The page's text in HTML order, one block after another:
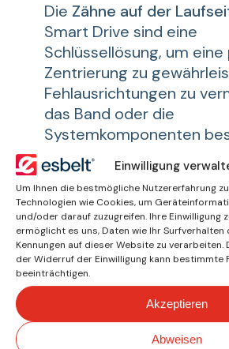
Einwilligung
Um Ihnen die bestmögliche Nutzererfahrung
Technologien wie Cookies, um
und/oder darauf zuzugreifen. Ihre Einwilligung
ermöglicht es uns, Daten wie Ihr
Kennungen auf dieser Website zu verarbeiten.
der Widerruf der Einwilligung kann bestimmte
beeinträchtigen.
Akzeptieren
Abweisen
Die Zähne auf der
Smart Drive sind eine
Schlüssellösung, um eine
Zentrierung zu
Fehlausrichtungen zu
das Band oder die
Systemkomponenten
könnten. Durch die
Unterseite des Bandes
Zähne als aktive Führung
des Betriebs, richten das
automatisch aus und
Seitenverschleiß.
Zahnteilung:20, 40 und